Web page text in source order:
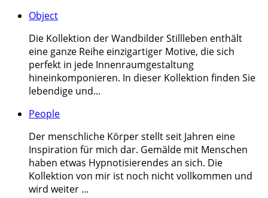
Object
Die Kollektion der Wandbilder Stillleben enthält
eine ganze Reihe einzigartiger Motive, die sich
perfekt in jede Innenraumgestaltung
hineinkomponieren. In dieser Kollektion finden Sie
lebendige und...
People
Der menschliche Körper stellt seit Jahren eine
Inspiration für mich dar. Gemälde mit Menschen
haben etwas Hypnotisierendes an sich. Die
Kollektion von mir ist noch nicht vollkommen und
wird weiter ...